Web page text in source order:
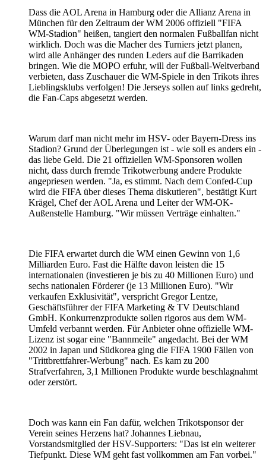
Dass die AOL Arena in Hamburg oder die Allianz Arena in
München für den Zeitraum der WM 2006 offiziell "FIFA
WM-Stadion" heißen, tangiert den normalen Fußballfan nicht
wirklich. Doch was die Macher des Turniers jetzt planen,
wird alle Anhänger des runden Leders auf die Barrikaden
bringen. Wie die MOPO erfuhr, will der Fußball-Weltverband
verbieten, dass Zuschauer die WM-Spiele in den Trikots ihres
Lieblingsklubs verfolgen! Die Jerseys sollen auf links gedreht,
die Fan-Caps abgesetzt werden.
Warum darf man nicht mehr im HSV- oder Bayern-Dress ins
Stadion? Grund der Überlegungen ist - wie soll es anders ein -
das liebe Geld. Die 21 offiziellen WM-Sponsoren wollen
nicht, dass durch fremde Trikotwerbung andere Produkte
angepriesen werden. "Ja, es stimmt. Nach dem Confed-Cup
wird die FIFA über dieses Thema diskutieren", bestätigt Kurt
Krägel, Chef der AOL Arena und Leiter der WM-OK-
Außenstelle Hamburg. "Wir müssen Verträge einhalten."
Die FIFA erwartet durch die WM einen Gewinn von 1,6
Milliarden Euro. Fast die Hälfte davon leisten die 15
internationalen (investieren je bis zu 40 Millionen Euro) und
sechs nationalen Förderer (je 13 Millionen Euro). "Wir
verkaufen Exklusivität", verspricht Gregor Lentze,
Geschäftsführer der FIFA Marketing & TV Deutschland
GmbH. Konkurrenzprodukte sollen rigoros aus dem WM-
Umfeld verbannt werden. Für Anbieter ohne offizielle WM-
Lizenz ist sogar eine "Bannmeile" angedacht. Bei der WM
2002 in Japan und Südkorea ging die FIFA 1900 Fällen von
"Trittbrettfahrer-Werbung" nach. Es kam zu 200
Strafverfahren, 3,1 Millionen Produkte wurde beschlagnahmt
oder zerstört.
Doch was kann ein Fan dafür, welchen Trikotsponsor der
Verein seines Herzens hat? Johannes Liebnau,
Vorstandsmitglied der HSV-Supporters: "Das ist ein weiterer
Tiefpunkt. Diese WM geht fast vollkommen am Fan vorbei."